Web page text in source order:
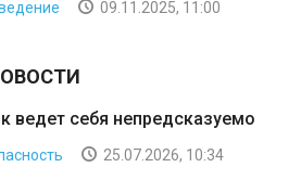
09.11.2025, 11:00
ведет себя непредсказуемо
25.07.2026, 10:34